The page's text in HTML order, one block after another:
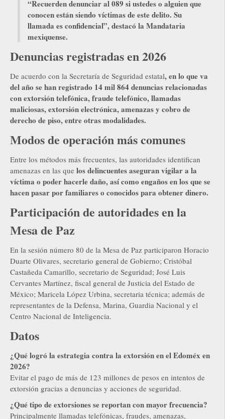
“Recuerden denunciar al 089 si ustedes o alguien que
conocen están siendo víctimas de este delito. Su
llamada es confidencial”, destacó la Mandataria
mexiquense.
Denuncias registradas en 2026
De acuerdo con la Secretaría de Seguridad estatal, en lo que va
del año se han registrado 14 mil 864 denuncias relacionadas
con extorsión telefónica, fraude telefónico, llamadas
maliciosas, extorsión electrónica, amenazas y cobro de
derecho de piso, entre otras modalidades.
Modos de operación más comunes
Entre los métodos más frecuentes, las autoridades identifican
amenazas en las que los delincuentes aseguran vigilar a la
víctima o poder hacerle daño, así como engaños en los que se
hacen pasar por familiares o conocidos para obtener dinero.
Participación de autoridades en la
Mesa de Paz
En la sesión número 80 de la Mesa de Paz participaron Horacio
Duarte Olivares, secretario general de Gobierno; Cristóbal
Castañeda Camarillo, secretario de Seguridad; José Luis
Cervantes Martínez, fiscal general de Justicia del Estado de
México; Maricela López Urbina, secretaria técnica; además de
representantes de la Defensa, Marina, Guardia Nacional y el
Centro Nacional de Inteligencia.
Datos
¿Qué logró la estrategia contra la extorsión en el Edoméx en
2026?
Evitar el pago de más de 123 millones de pesos en intentos de
extorsión gracias a denuncias y acciones de seguridad.
¿Qué tipo de extorsiones se reportan con mayor frecuencia?
Principalmente llamadas telefónicas, fraudes, amenazas,